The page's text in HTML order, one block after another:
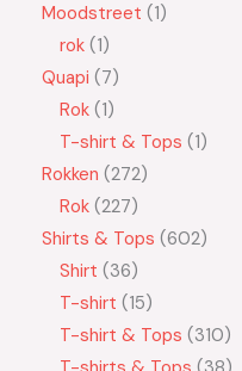
Moodstreet 1
rok 1
Quapi 7
Rok 1
T-shirt & Tops 1
Rokken 272
Rok 227
Shirts & Tops 602
Shirt 36
T-shirt 15
T-shirt & Tops 310